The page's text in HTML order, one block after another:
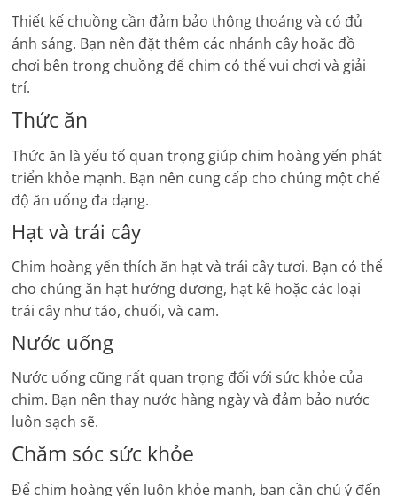
Thiết kế chuồng cần đảm bảo thông thoáng và có đủ
ánh sáng. Bạn nên đặt thêm các nhánh cây hoặc đồ
chơi bên trong chuồng để chim có thể vui chơi và giải
trí.
Thức ăn
Thức ăn là yếu tố quan trọng giúp chim hoàng yến phát
triển khỏe mạnh. Bạn nên cung cấp cho chúng một chế
độ ăn uống đa dạng.
Hạt và trái cây
Chim hoàng yến thích ăn hạt và trái cây tươi. Bạn có thể
cho chúng ăn hạt hướng dương, hạt kê hoặc các loại
trái cây như táo, chuối, và cam.
Nước uống
Nước uống cũng rất quan trọng đối với sức khỏe của
chim. Bạn nên thay nước hàng ngày và đảm bảo nước
luôn sạch sẽ.
Chăm sóc sức khỏe
Để chim hoàng yến luôn khỏe mạnh, bạn cần chú ý đến